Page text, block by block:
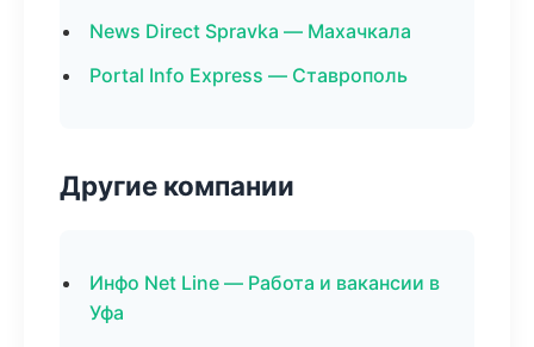
News Direct Spravka — Махачкала
Portal Info Express — Ставрополь
Другие компании
Инфо Net Line — Работа и вакансии в
Уфа